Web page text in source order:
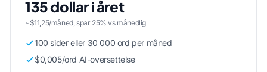
135 dollar i året
~$11,25/måned, spar 25% vs månedlig
100 sider eller 30 000 ord per måned
$0,005/ord AI-oversettelse